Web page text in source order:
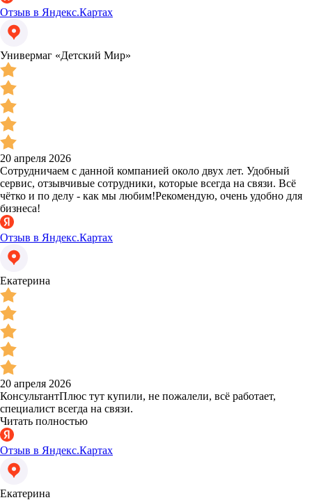
Отзыв в Яндекс.Картах
Универмаг «Детский Мир»
20 апреля 2026
Сотрудничаем с данной компанией около двух лет. Удобный
сервис, отзывчивые сотрудники, которые всегда на связи. Всё
чётко и по делу - как мы любим!Рекомендую, очень удобно для
бизнеса!
Отзыв в Яндекс.Картах
Екатерина
20 апреля 2026
КонсультантПлюс тут купили, не пожалели, всё работает,
специалист всегда на связи.
Читать полностью
Отзыв в Яндекс.Картах
Екатерина